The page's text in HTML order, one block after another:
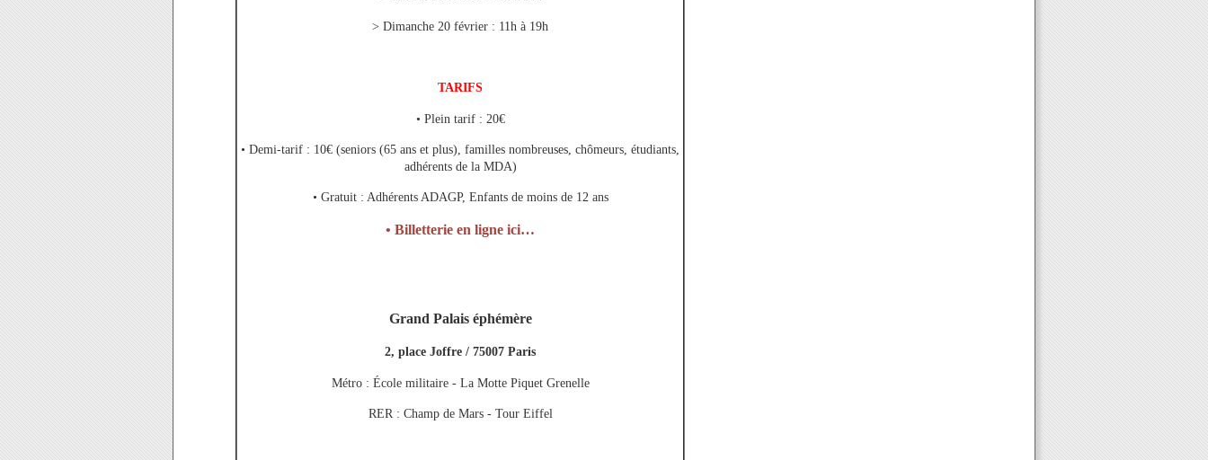
> Dimanche 20 février : 11h à 19h
TARIFS
• Plein tarif : 20€
• Demi-tarif : 10€ (seniors (65 ans et plus), familles nombreuses, chômeurs, étudiants,
adhérents de la MDA)
• Gratuit : Adhérents ADAGP, Enfants de moins de 12 ans
• Billetterie en ligne ici…
Grand Palais éphémère
2, place Joffre / 75007 Paris
Métro : École militaire - La Motte Piquet Grenelle
RER : Champ de Mars - Tour Eiffel